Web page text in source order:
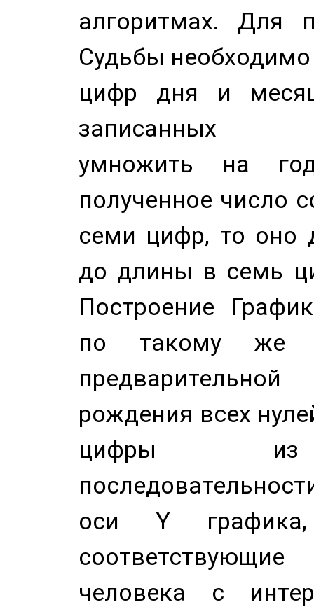
алгоритмах. Для
Судьбы
цифр дня и
записанных
умножить на
полученное число
семи цифр, то оно
до длины в семь
Построение
по такому же
рождения всех
цифры из
оси Y
человека с